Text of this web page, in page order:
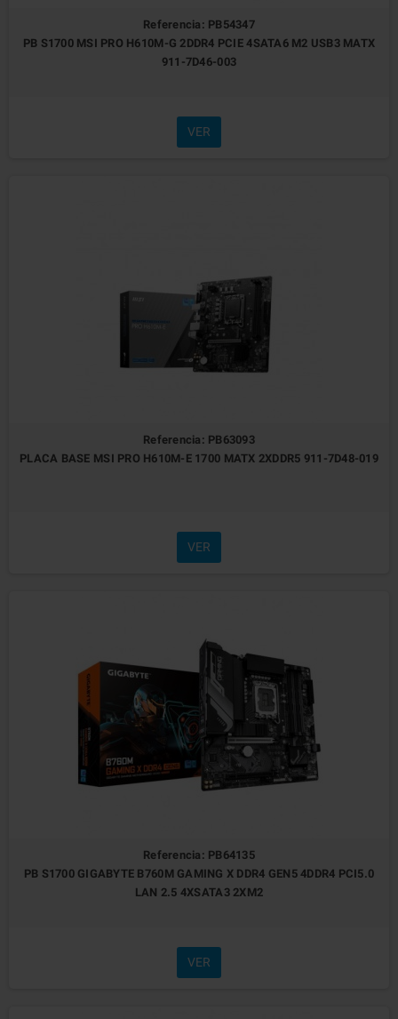
Referencia: PB54347
PB S1700 MSI PRO H610M-G 2DDR4 PCIE 4SATA6 M2 USB3 MATX
911-7D46-003
VER
Referencia: PB63093
PLACA BASE MSI PRO H610M-E 1700 MATX 2XDDR5 911-7D48-019
VER
Referencia: PB64135
PB S1700 GIGABYTE B760M GAMING X DDR4 GEN5 4DDR4 PCI5.0
LAN 2.5 4XSATA3 2XM2
VER